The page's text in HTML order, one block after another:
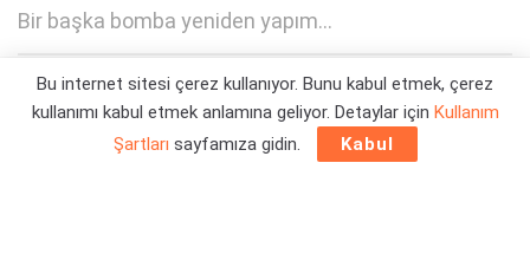
Bir başka bomba yeniden yapım...
Yazar: Orçun Çavuşoğlu 28/08/2024 16:44
Bu internet sitesi çerez kullanıyor. Bunu kabul etmek, çerez
kullanımı kabul etmek anlamına geliyor. Detaylar için Kullanım
Şartları sayfamıza gidin. Kabul